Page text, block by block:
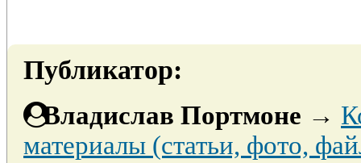
Публикатор:
Владислав Портмоне →
материалы (статьи, фото,